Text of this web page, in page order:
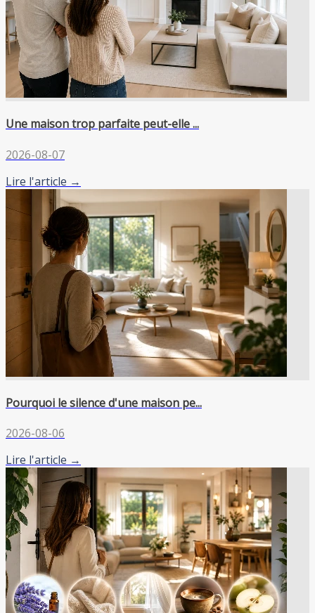
Une maison trop parfaite peut-elle ...
2026-08-07
Lire l'article →
Pourquoi le silence d'une maison pe...
2026-08-06
Lire l'article →